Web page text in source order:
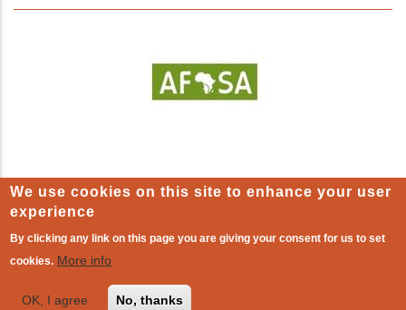
We use cookies on this site to enhance your user
experience
By clicking any link on this page you are giving your consent for us to set
cookies. More info
OK, I agree No, thanks